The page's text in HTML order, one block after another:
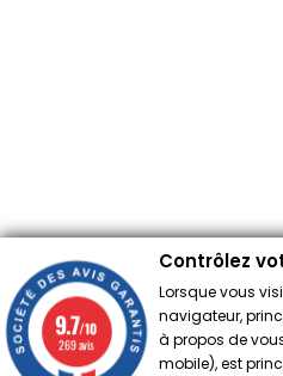
Contrôlez
Lorsque vous
navigateur,
à propos de
mobile), est
9.7/10
269 avis